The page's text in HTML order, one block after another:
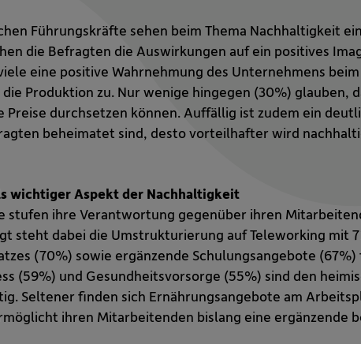
Führungskräfte sehen beim Thema Nachhaltigkeit
die Befragten die Auswirkungen auf ein positives
eine positive Wahrnehmung des Unternehmens
Produktion zu. Nur wenige hingegen (30%) glauben,
durchsetzen können. Auffällig ist zudem ein
beheimatet sind, desto vorteilhafter wird
wichtiger Aspekt der Nachhaltigkeit
stufen ihre Verantwortung gegenüber ihren
steht dabei die Umstrukturierung auf Teleworking mit
(70%) sowie ergänzende Schulungsangebote
(59%) und Gesundheitsvorsorge (55%) sind den
Seltener finden sich Ernährungsangebote am
ihren Mitarbeitenden bislang eine ergänzende